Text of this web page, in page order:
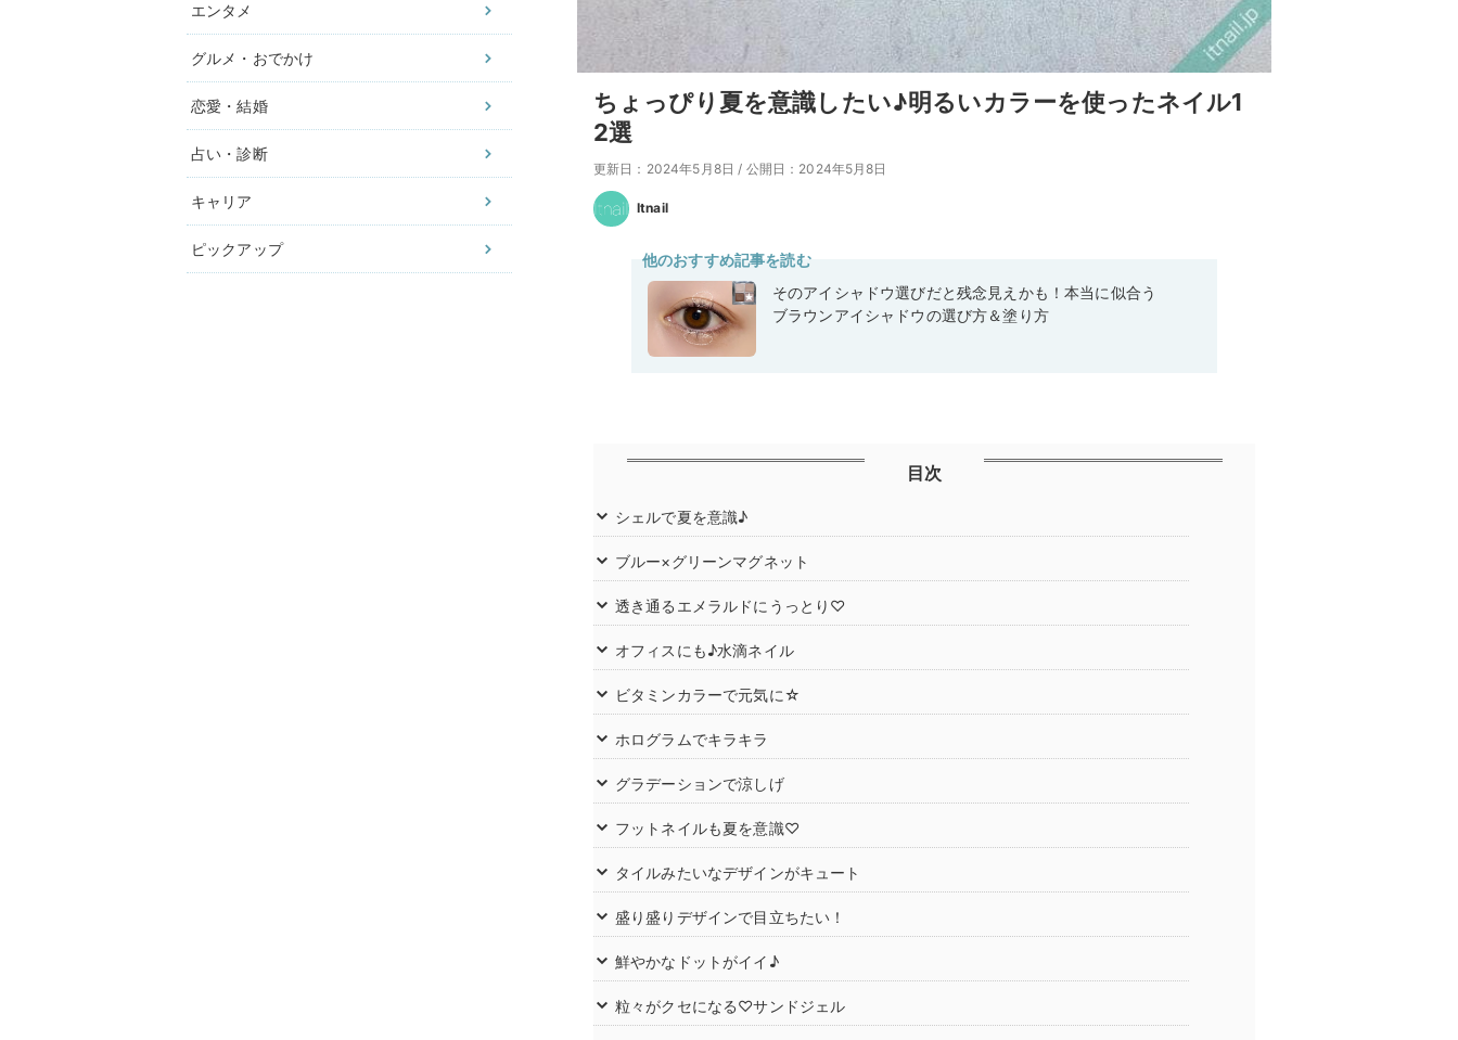
エンタメ
グルメ・おでかけ
恋愛・結婚
占い・診断
キャリア
ピックアップ
ちょっぴり夏を意識したい♪明るいカラーを使ったネイル1
2選
更新日：2024年5月8日 / 公開日：2024年5月8日
Itnail
他のおすすめ記事を読む
そのアイシャドウ選びだと残念見えかも！本当に似合う
ブラウンアイシャドウの選び方＆塗り方
目次
シェルで夏を意識♪
ブルー×グリーンマグネット
透き通るエメラルドにうっとり♡
オフィスにも♪水滴ネイル
ビタミンカラーで元気に☆
ホログラムでキラキラ
グラデーションで涼しげ
フットネイルも夏を意識♡
タイルみたいなデザインがキュート
盛り盛りデザインで目立ちたい！
鮮やかなドットがイイ♪
粒々がクセになる♡サンドジェル